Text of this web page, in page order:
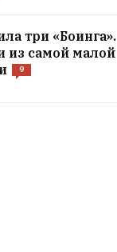
три «Боинга».
из самой малой
9